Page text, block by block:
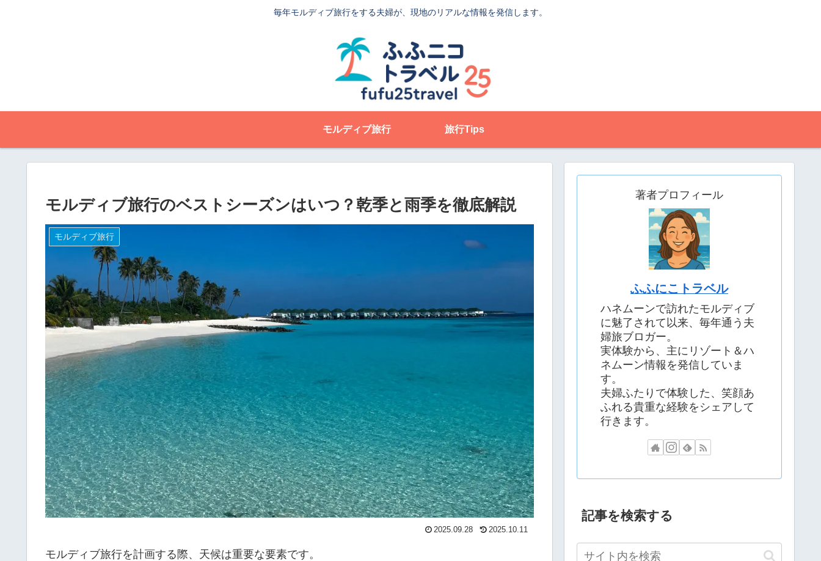
毎年モルディブ旅行をする夫婦が、現地のリアルな情報を発信します。
モルディブ旅行 旅行Tips
モルディブ旅行のベストシーズンはいつ？乾季と雨季を徹底解説
モルディブ旅行
2025.09.28 2025.10.11
モルディブ旅行を計画する際、天候は重要な要素です。
著者プロフィール
ふふにこトラベル
ハネムーンで訪れたモルディブ
に魅了されて以来、毎年通う夫
婦旅ブロガー。
実体験から、主にリゾート＆ハ
ネムーン情報を発信していま
す。
夫婦ふたりで体験した、笑顔あ
ふれる貴重な経験をシェアして
行きます。
記事を検索する